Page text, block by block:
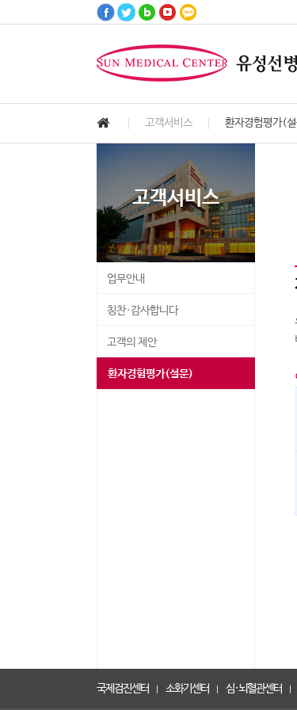
진료예약
Reservation
진료안내
Medical Information
건강정보
Health Information
고객서비스
Customer Services
병원소식
Notice & News
병원안내
Hospital Information
고객서비스 환자경험평가(
고객서비스
업무안내
칭찬·감사합니다
고객의 제안
환자경험평가(설문)
국제검진센터 소화기센터 심·뇌혈관센터